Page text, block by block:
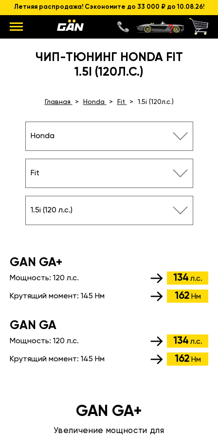
Летняя распродажа! Сэкономите до 33 000 ₽ до 10.08.26!
ЧИП-ТЮНИНГ HONDA FIT
1.5I (120Л.С.)
Главная Honda Fit 1.5i (120л.с.)
Honda
Fit
1.5i (120 л.с.)
GАN GA+
Мощность: 120 л.с. 134 л.с.
Крутящий момент: 145 Нм 162 Нм
GАN GA
Мощность: 120 л.с. 134 л.с.
Крутящий момент: 145 Нм 162 Нм
GAN GA+
Увеличение мощности для